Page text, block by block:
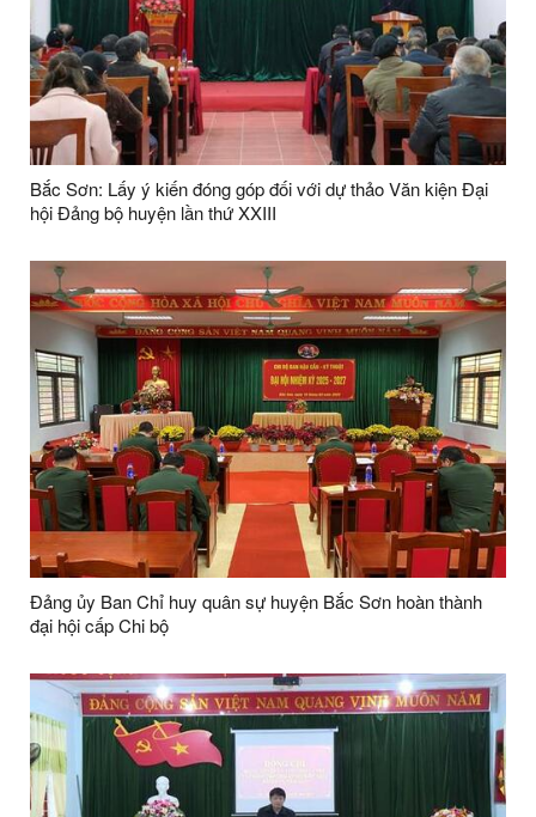
Bắc Sơn: Lấy ý kiến đóng góp đối với dự thảo Văn kiện Đại
hội Đảng bộ huyện lần thứ XXIII
Đảng ủy Ban Chỉ huy quân sự huyện Bắc Sơn hoàn thành
đại hội cấp Chi bộ